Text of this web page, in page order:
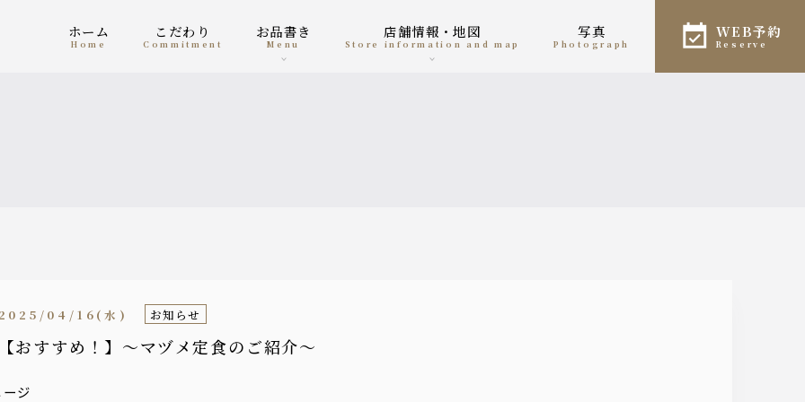
ホーム
home
こだわり
Commitment
お品書き
menu
店舗情報・地図
Store information and map
写真
photograph
WEB予約
reserve
おすすめ！】～マヅメ定食のご紹介～
04/16(水) お知らせ